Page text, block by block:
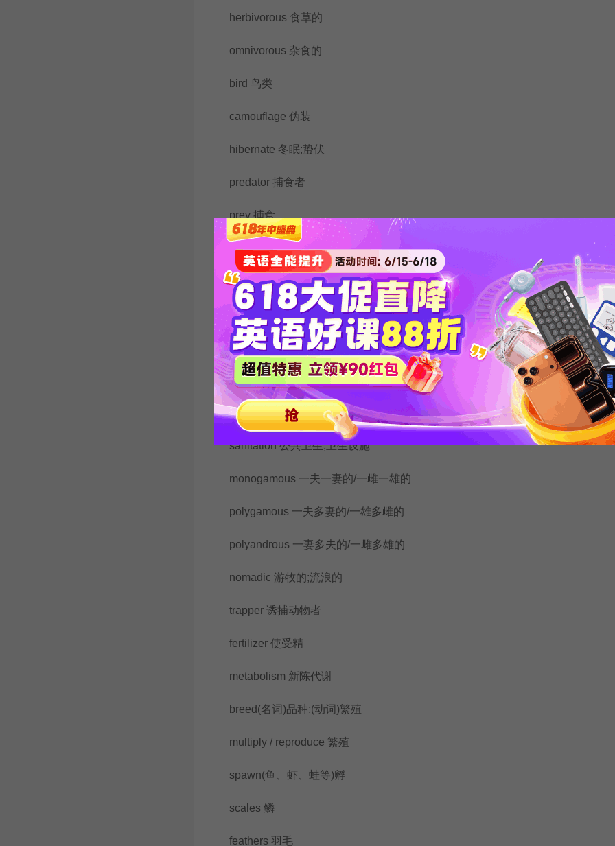
herbivorous 食草的
omnivorous 杂食的
bird 鸟类
camouflage 伪装
hibernate 冬眠;蛰伏
predator 捕食者
prey 捕食
hordes/swarms(昆虫等)群
flock(牛、羊等)群
community 动物的群落或人的部落
population 种群
herd 兽群
hygiene 卫生
sanitation 公共卫生;卫生设施
monogamous 一夫一妻的/一雌一雄的
polygamous 一夫多妻的/一雄多雌的
polyandrous 一妻多夫的/一雌多雄的
nomadic 游牧的;流浪的
trapper 诱捕动物者
fertilizer 使受精
metabolism 新陈代谢
breed(名词)品种;(动词)繁殖
multiply / reproduce 繁殖
spawn(鱼、虾、蛙等)孵
scales 鳞
feathers 羽毛